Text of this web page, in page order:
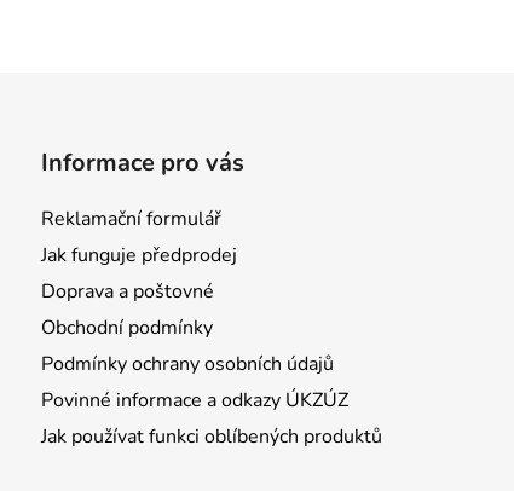
Informace pro vás
Reklamační formulář
Jak funguje předprodej
Doprava a poštovné
Obchodní podmínky
Podmínky ochrany osobních údajů
Povinné informace a odkazy ÚKZÚZ
Jak používat funkci oblíbených produktů